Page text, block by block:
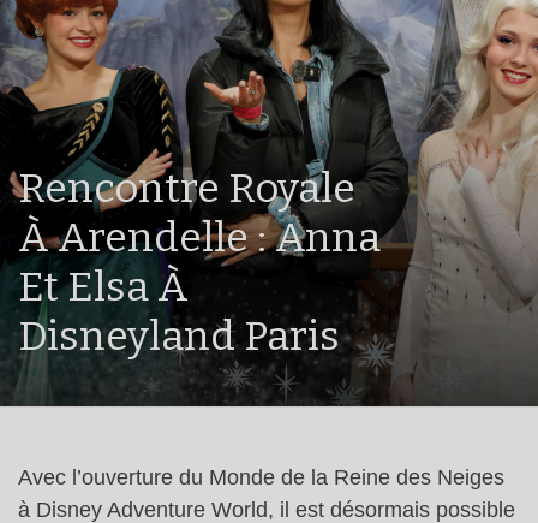
Rencontre Royale
À Arendelle : Anna
Et Elsa À
Disneyland Paris
Avec l’ouverture du Monde de la Reine des Neiges
à Disney Adventure World, il est désormais possible